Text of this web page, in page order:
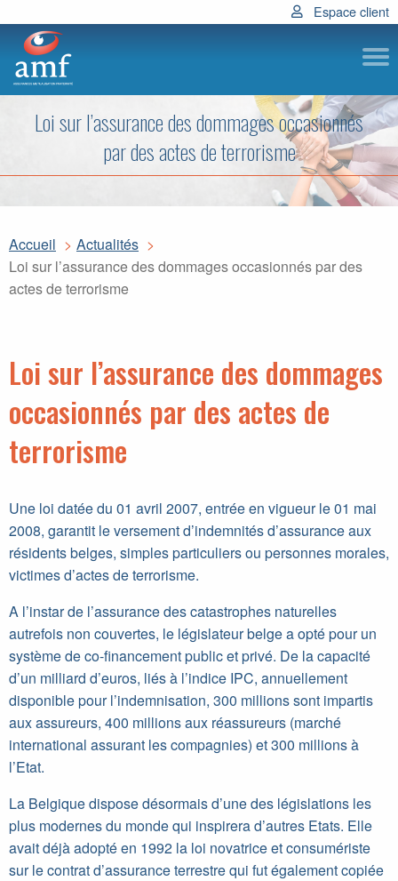
Espace client
Loi sur l’assurance des dommages occasionnés
par des actes de terrorisme
Accueil
Actualités
Loi sur l’assurance des dommages occasionnés par des
actes de terrorisme
Loi sur l’assurance des dommages
occasionnés par des actes de
terrorisme
Une loi datée du 01 avril 2007, entrée en vigueur le 01 mai
2008, garantit le versement d’indemnités d’assurance aux
résidents belges, simples particuliers ou personnes morales,
victimes d’actes de terrorisme.
A l’instar de l’assurance des catastrophes naturelles
autrefois non couvertes, le législateur belge a opté pour un
système de co-financement public et privé. De la capacité
d’un milliard d’euros, liés à l’indice IPC, annuellement
disponible pour l’indemnisation, 300 millions sont impartis
aux assureurs, 400 millions aux réassureurs (marché
international assurant les compagnies) et 300 millions à
l’Etat.
La Belgique dispose désormais d’une des législations les
plus modernes du monde qui inspirera d’autres Etats. Elle
avait déjà adopté en 1992 la loi novatrice et consumériste
sur le contrat d’assurance terrestre qui fut également copiée